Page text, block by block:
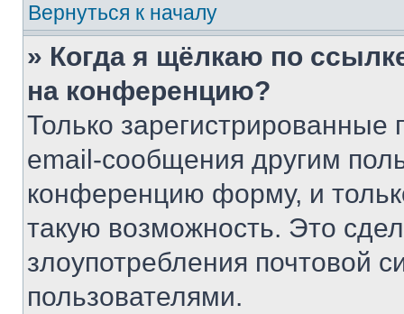
Вернуться к началу
» Когда я щёлкаю по
на конференцию?
Только зарегистрированные
email-сообщения другим
конференцию форму, и
такую возможность. Это
злоупотребления почтовой
пользователями.